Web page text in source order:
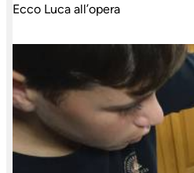
Ecco Luca all’opera